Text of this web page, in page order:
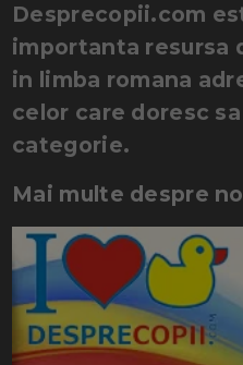
Desprecopii.com
importanta resursa
in limba romana
celor care doresc
categorie.
Mai multe despre